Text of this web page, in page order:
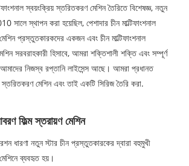
স্বয়ংক্রিয় স্তরিতকরণ মেশিন তৈরিতে বিশেষজ্ঞ, নতুন
সালে স্থাপন করা হয়েছিল, পেশাদার চীন মাল্টিফাংশনাল
প্রস্তুতকারকদের একজন এবং চীন মাল্টিফাংশনাল
সরবরাহকারী হিসাবে, আমরা শক্তিশালী শক্তি এবং সম্পূর্ণ
নিজস্ব রপ্তানি লাইসেন্স আছে। আমরা প্রধানত
স্তরিতকরণ মেশিন এবং তাই একটি সিরিজ তৈরি করা.
ফিল্ম স্তরায়ণ মেশিন
ধারণা নতুন স্টার চীন প্রস্তুতকারকের দ্বারা বহুমুখী
ব্যবহৃত হয়।